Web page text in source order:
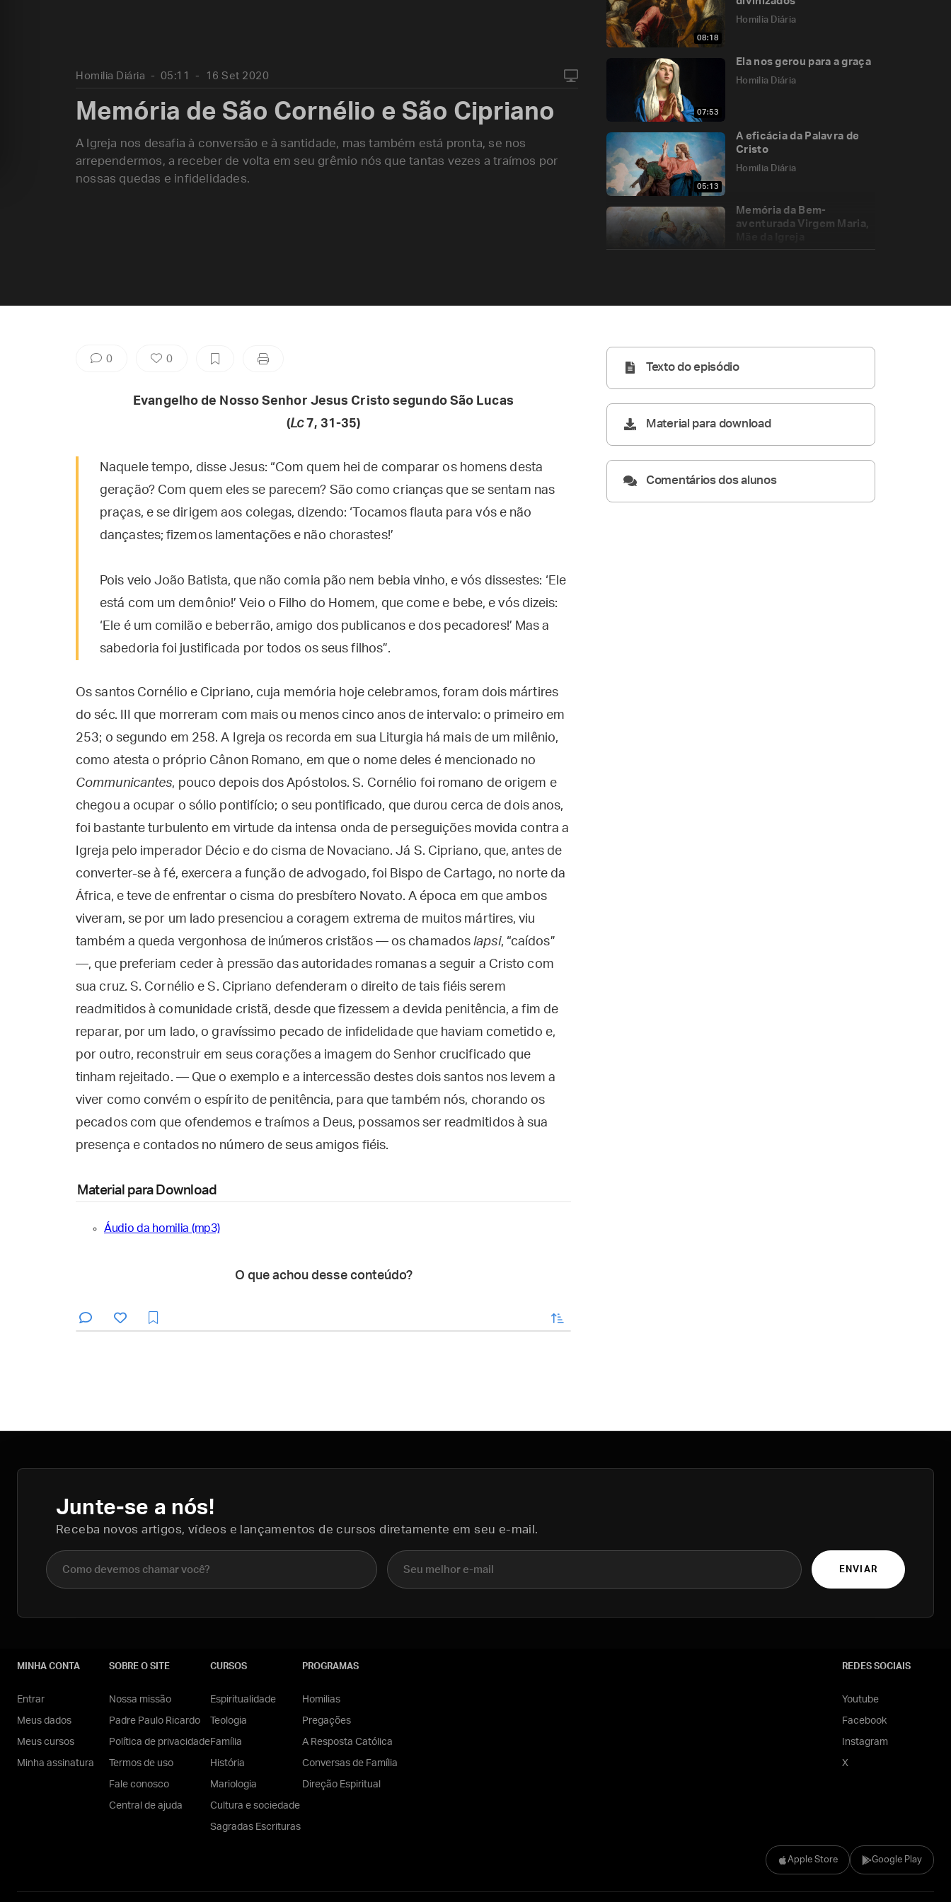
08:18
Homilia Diária
07:53
Ela nos gerou para a graça
Homilia Diária
05:13
A eficácia da Palavra de
Cristo
Homilia Diária
Memória da Bem-
aventurada Virgem Maria,
Homilia Diária
Homilia Diária 05:11 16 Set 2020
Memória de São Cornélio e São Cipriano
A Igreja nos desafia à conversão e à santidade, mas também está pronta, se nos
arrependermos, a receber de volta em seu grêmio nós que tantas vezes a traímos por
nossas quedas e infidelidades.
0 0
Evangelho de Nosso Senhor Jesus Cristo segundo São Lucas
(Lc7, 31-35)
Naquele tempo, disse Jesus: “Com quem hei de comparar os homens desta
geração? Com quem eles se parecem? São como crianças que se sentam nas
praças, e se dirigem aos colegas, dizendo: ‘Tocamos flauta para vós e não
dançastes; fizemos lamentações e não chorastes!’
Pois veio João Batista, que não comia pão nem bebia vinho, e vós dissestes: ‘Ele
está com um demônio!’ Veio o Filho do Homem, que come e bebe, e vós dizeis:
‘Ele é um comilão e beberrão, amigo dos publicanos e dos pecadores!’ Mas a
sabedoria foi justificada por todos os seus filhos”.
Os santos Cornélio e Cipriano, cuja memória hoje celebramos, foram dois mártires
do séc. III que morreram com mais ou menos cinco anos de intervalo: o primeiro em
253; o segundo em 258. A Igreja os recorda em sua Liturgia há mais de um milênio,
como atesta o próprio Cânon Romano, em que o nome deles é mencionado no
Communicantes, pouco depois dos Apóstolos. S. Cornélio foi romano de origem e
chegou a ocupar o sólio pontifício; o seu pontificado, que durou cerca de dois anos,
foi bastante turbulento em virtude da intensa onda de perseguições movida contra a
Igreja pelo imperador Décio e do cisma de Novaciano. Já S. Cipriano, que, antes de
converter-se à fé, exercera a função de advogado, foi Bispo de Cartago, no norte da
África, e teve de enfrentar o cisma do presbítero Novato. A época em que ambos
viveram, se por um lado presenciou a coragem extrema de muitos mártires, viu
também a queda vergonhosa de inúmeros cristãos — os chamadoslapsi, “caídos”
—, que preferiam ceder à pressão das autoridades romanas a seguir a Cristo com
sua cruz. S. Cornélio e S. Cipriano defenderam o direito de tais fiéis serem
readmitidos à comunidade cristã, desde que fizessem a devida penitência, a fim de
reparar, por um lado, o gravíssimo pecado de infidelidade que haviam cometido e,
por outro, reconstruir em seus corações a imagem do Senhor crucificado que
tinham rejeitado. — Que o exemplo e a intercessão destes dois santos nos levem a
viver como convém o espírito de penitência, para que também nós, chorando os
pecados com que ofendemos e traímos a Deus, possamos ser readmitidos à sua
presença e contados no número de seus amigos fiéis.
Material para Download
Áudio da homilia (mp3)
O que achou desse conteúdo?
enviar
Texto do episódio
Material para download
Comentários dos alunos
Junte-se a nós!
Receba novos artigos, vídeos e lançamentos de cursos diretamente em seu e-mail.
Nome completo E-mail
ENVIAR
Apple Store Google Play
MINHA CONTA
Entrar
Meus dados
Meus cursos
Minha assinatura
SOBRE O SITE
Nossa missão
Padre Paulo Ricardo
Política de privacidade
Termos de uso
Fale conosco
Central de ajuda
CURSOS
Espiritualidade
Teologia
Família
História
Mariologia
Cultura e sociedade
Sagradas Escrituras
PROGRAMAS
Homilias
Pregações
A Resposta Católica
Conversas de Família
Direção Espiritual
REDES SOCIAIS
Youtube
Facebook
Instagram
X